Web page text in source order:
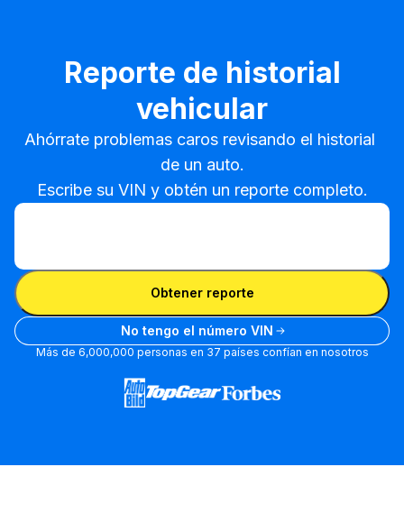
Reporte de historial
vehicular
Ahórrate problemas caros revisando el historial
de un auto.
Escribe su VIN y obtén un reporte completo.
Ingresa el VIN
Ingresa el VIN
Obtener reporte
No tengo el número VIN
Más de 6,000,000 personas en 37 países confían en nosotros